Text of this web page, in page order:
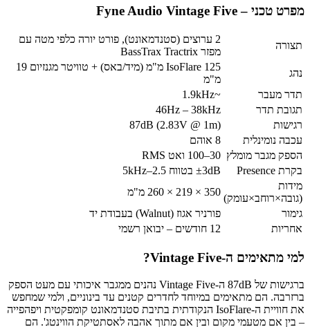
מפרט טכני – Fyne Audio Vintage Five
תצורה
2 ערוצים (סטנדמאונט), פורט יורה כלפי מטה עם
מפזר BassTrax Tractrix
נהג
IsoFlare 125 מ"מ (מיד/באס) + טוויטר מגנזיום 19
מ"מ
תדר מעבר
~1.9kHz
תגובת תדר
46Hz – 38kHz
רגישות
87dB (2.83V @ 1m)
עכבה נומינלית
8 אוהם
הספק מגבר מומלץ 30–100 ואט RMS
בקרת Presence
±3dB בטווח 2.5–5kHz
מידות
(גובה×רוחב×עומק)
350 × 219 × 260 מ"מ
גימור
פורניר אגוז (Walnut) בעבודת יד
אחריות
12 חודשים – יבואן רשמי
למי מתאימים ה-Vintage Five?
ברגישות של 87dB ה-Vintage Five נהנים ממגבר איכותי עם מעט הספק
ברזרבה. הם מתאימים במיוחד לחדרים קטנים עד בינוניים, ולמי שמחפש
את חוויית ה-IsoFlare הנקודתית בתיבת סטנדמאונט קומפקטית ויפהפייה
– בין אם מטעמי מקום ובין אם מתוך אהבה לאסתטיקת הווינטג'. הם